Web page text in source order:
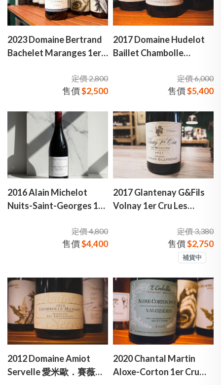
2023 Domaine Bertrand
Bachelet Maranges 1er
朗日一級園 弗希耶 白酒
定價 2,800
售價$2,500
2017 Domaine Hudelot
Baillet Chambolle
巴耀酒莊 香波慕西尼 "卡
拉園"一級園 紅酒
定價 6,000
售價$5,400
2016 Alain Michelot
Nuits-Saint-Georges 1er
密歇拉 夜聖喬治村 "石
園"一級園 勃根地 紅酒
定價 4,800
售價$4,400
2017 Glantenay G&Fils
Volnay 1er Cru Les
內 伯雅 一級園紅酒定價 3,380
售價$2,750
補貨中
2012 Domaine Amiot
Servelle 愛米歐．賽薇拉
2020 Chantal Martin
Aloxe-Corton 1er Cru